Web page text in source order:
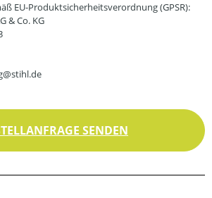
EU-Produktsicherheitsverordnung (GPSR):
& Co. KG
SENDEN